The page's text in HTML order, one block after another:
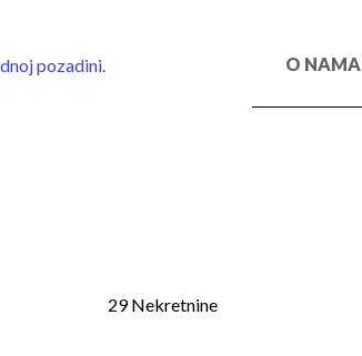
O NAMA
29 Nekretnine